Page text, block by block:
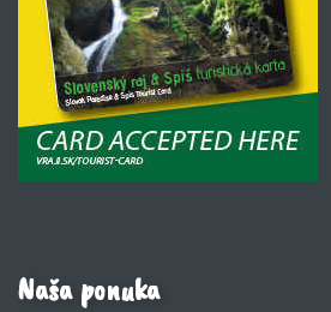
Naša ponuka